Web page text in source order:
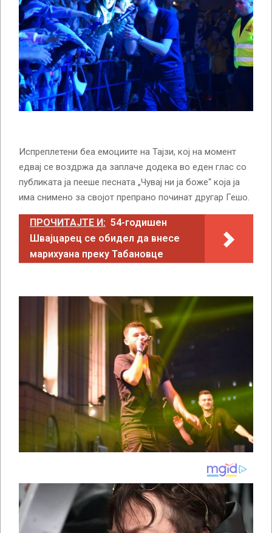
Испреплетени беа емоциите на Тајзи, кој на момент
едвај се воздржа да заплаче додека во еден глас со
публиката ја пееше песната „Чувај ни ја боже“ која ја
има снимено за својот препрано починат другар Гешо.
ПРОЧИТАЈТЕ И: 54-годишен
Швајцарец се обидел да внесе
марихуана преку Табановце